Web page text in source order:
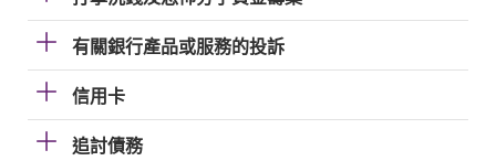
有關銀行產品或服務的投訴
信用卡
追討債務